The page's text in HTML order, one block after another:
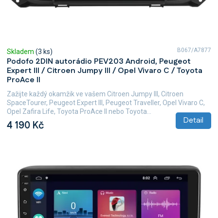
Podofo 2DIN autorádio PEV203 Android, Peugeot
Expert III / Citroen Jumpy III / Opel Vivaro C / Toyota
ProAce II
Skladem (3 ks)
4 190 Kč Detail
Zažijte každý okamžik ve vašem Citroen Jumpy III, Citroen
SpaceTourer, Peugeot Expert III, Peugeot Traveller, Opel Vivaro C,
Opel Zafira Life, Toyota ProAce II nebo Toyota...
B067/A7877